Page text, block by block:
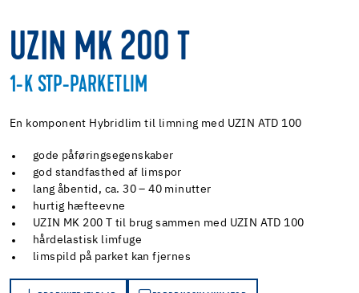
UZIN MK 200 T
1-K STP-PARKETLIM
En komponent Hybridlim til limning med UZIN ATD 100
gode påføringsegenskaber
god standfasthed af limspor
lang åbentid, ca. 30 – 40 minutter
hurtig hæfteevne
UZIN MK 200 T til brug sammen med UZIN ATD 100
hårdelastisk limfuge
limspild på parket kan fjernes